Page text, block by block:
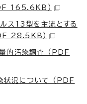
165.6KB）
ス13型を主流とする
28.5KB）
的汚染調査 （PDF
状況について （PDF